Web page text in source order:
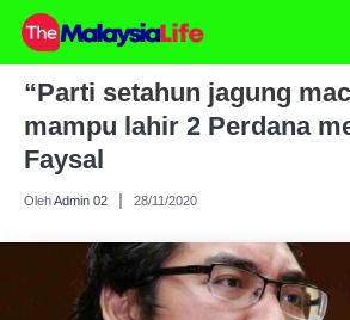
Skip
content
“Parti setahun jagung
mampu lahir 2 Perdana
Faysal
OlehAdmin 02 28/11/2020